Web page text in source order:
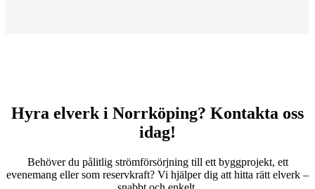
Hyra elverk i Norrköping? Kontakta oss
idag!
Behöver du pålitlig strömförsörjning till ett byggprojekt, ett
evenemang eller som reservkraft? Vi hjälper dig att hitta rätt elverk –